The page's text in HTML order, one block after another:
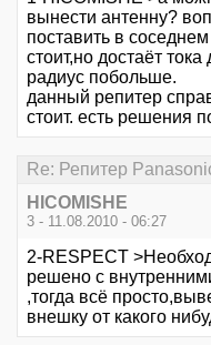
вынести антенну?
поставить в
стоит,но достаёт
радиус побольше.
данный репитер
стоит. есть решения
Re: Репитер
HICOMISHE
3 - 11.08.2010 - 06:27
2-RESPECT
решено с
,тогда всё
внешку от какого